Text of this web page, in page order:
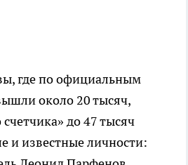
где по официальным
около 20 тысяч,
до 47 тысяч
и известные личности: